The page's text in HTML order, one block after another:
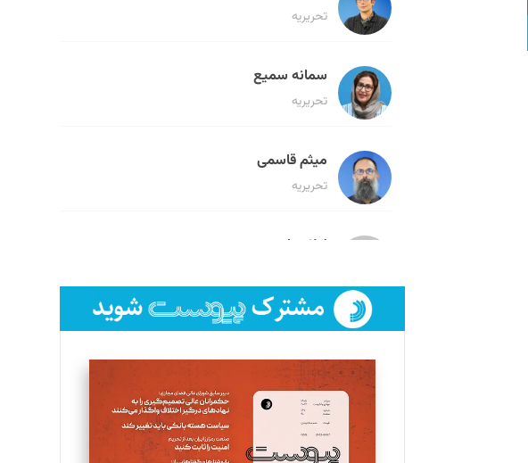
تحریریه
سمانه سمیع
تحریریه
میثم قاسمی
تحریریه
لیلا حنارود
فائزه فتحی رستمی
تحریریه
سروش کرمیان
تحریریه